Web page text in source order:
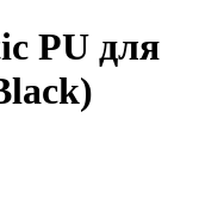
PU для